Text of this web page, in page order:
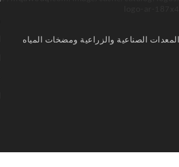
الصناعية والزراعية ومضخات المياه